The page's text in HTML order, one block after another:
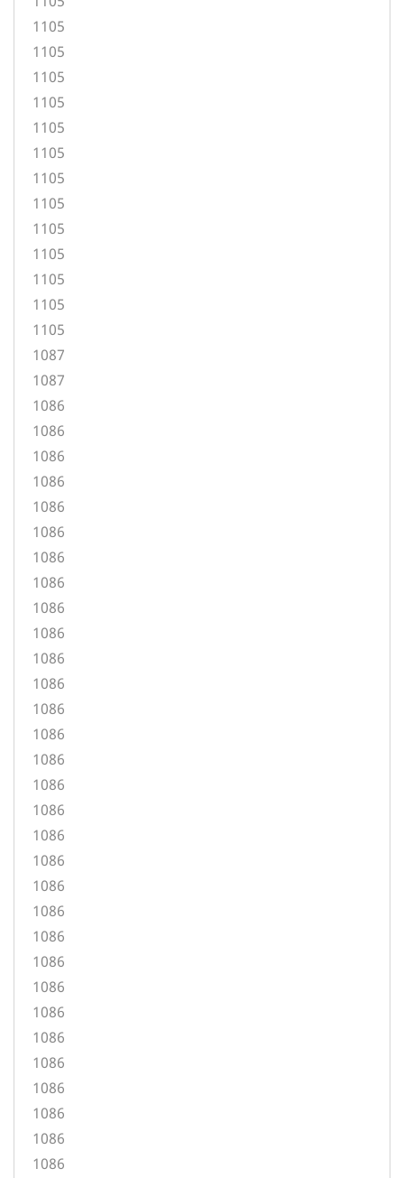
1105
1105
1105
1105
1105
1105
1105
1105
1105
1105
1105
1105
1105
1087
1087
1086
1086
1086
1086
1086
1086
1086
1086
1086
1086
1086
1086
1086
1086
1086
1086
1086
1086
1086
1086
1086
1086
1086
1086
1086
1086
1086
1086
1086
1086
1086